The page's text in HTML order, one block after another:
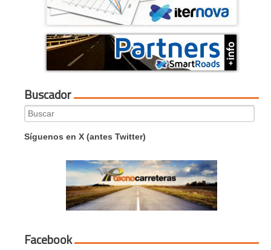
Buscador
Search
for:
Síguenos en X (antes Twitter)
Facebook